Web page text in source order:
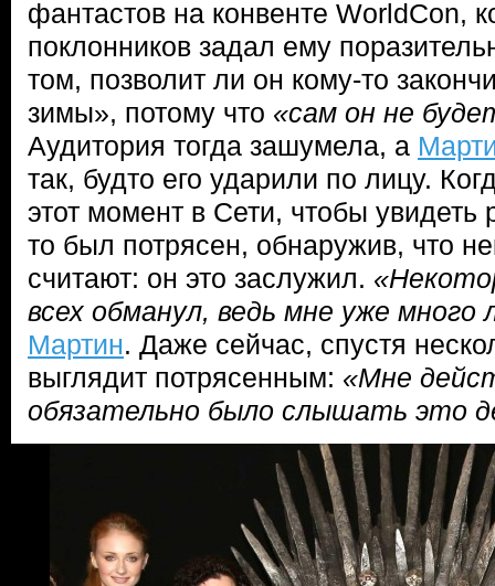
фантастов на конвенте WorldCon,
поклонников задал ему
том, позволит ли он кому-то
зимы», потому что «сам он не
Аудитория тогда зашумела, а
так, будто его ударили по лицу.
этот момент в Сети, чтобы увидеть
то был потрясен, обнаружив, что
считают: он это заслужил.
всех обманул, ведь мне уже много
Мартин. Даже сейчас, спустя
выглядит потрясенным: «Мне
обязательно было слышать это